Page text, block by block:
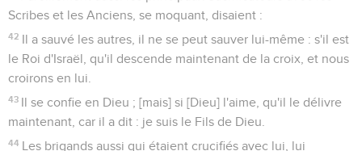
Scribes et les Anciens, se moquant, disaient :
42 Il a sauvé les autres, il ne se peut sauver lui-même : s'il est
le Roi d'Israël, qu'il descende maintenant de la croix, et nous
croirons en lui.
43 Il se confie en Dieu ; [mais] si [Dieu] l'aime, qu'il le délivre
maintenant, car il a dit : je suis le Fils de Dieu.
44 Les brigands aussi qui étaient crucifiés avec lui, lui